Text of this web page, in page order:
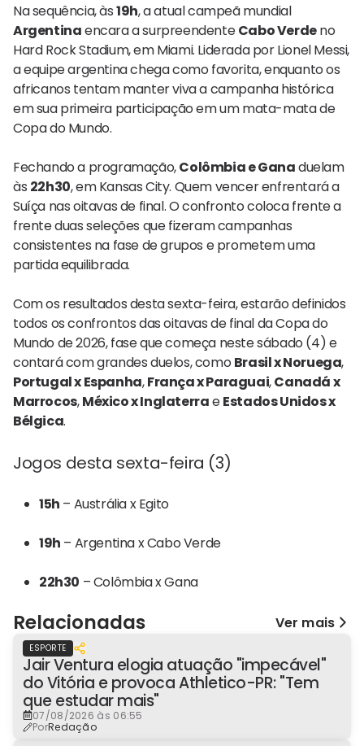
Na sequência, às19h, a atual campeã mundial
Argentinaencara a surpreendenteCabo Verdeno
Hard Rock Stadium, em Miami. Liderada por Lionel Messi,
a equipe argentina chega como favorita, enquanto os
africanos tentam manter viva a campanha histórica
em sua primeira participação em um mata-mata de
Copa do Mundo.
Fechando a programação,Colômbia e Ganaduelam
às 22h30, em Kansas City. Quem vencer enfrentará a
Suíça nas oitavas de final. O confronto coloca frente a
frente duas seleções que fizeram campanhas
consistentes na fase de grupos e prometem uma
partida equilibrada.
Com os resultados desta sexta-feira, estarão definidos
todos os confrontos das oitavas de final da Copa do
Mundo de 2026, fase que começa neste sábado (4) e
contará com grandes duelos, como Brasil x Noruega,
Portugal x Espanha,França x Paraguai,Canadá x
Marrocos,México x InglaterraeEstados Unidos x
Bélgica.
Jogos desta sexta-feira (3)
15h – Austrália x Egito
19h – Argentina x Cabo Verde
22h30 – Colômbia x Gana
Relacionadas Ver mais
ESPORTE
Jair Ventura elogia atuação "impecável"
do Vitória e provoca Athletico-PR: "Tem
que estudar mais"
07/08/2026 às 06:55
PorRedação